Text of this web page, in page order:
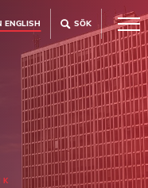
ENGLISH SÖK